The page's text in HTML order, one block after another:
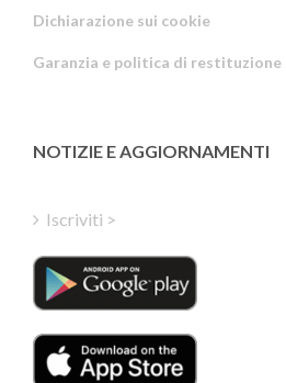
Dichiarazione sui cookie
Garanzia e politica di
NOTIZIE E AGGIORNAMENTI
Iscriviti >